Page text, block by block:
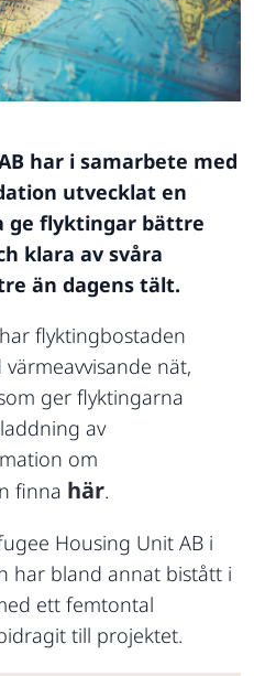
har i samarbete med
utvecklat en
ge flyktingar bättre
klara av svåra
än dagens tält.
flyktingbostaden
nät,
ger flyktingarna
av
om
finna här.
Housing Unit AB i
har bland annat bistått i
ett femtontal
till projektet.